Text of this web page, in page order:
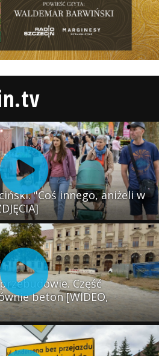
"Coś innego, aniżeli w
Część
beton [WIDEO,